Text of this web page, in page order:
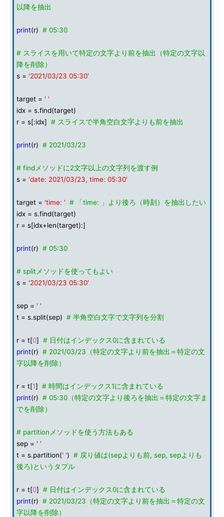
以降を抽出
print(r) # 05:30
# スライスを用いて特定の文字より前を抽出（特定の文字以
降を削除）
s = '2021/03/23 05:30'
target = ' '
idx = s.find(target)
r = s[:idx] # スライスで半角空白文字よりも前を抽出
print(r) # 2021/03/23
# findメソッドに2文字以上の文字列を渡す例
s = 'date: 2021/03/23, time: 05:30'
target = 'time: ' # 「time: 」より後ろ（時刻）を抽出したい
idx = s.find(target)
r = s[idx+len(target):]
print(r) # 05:30
# splitメソッドを使ってもよい
s = '2021/03/23 05:30'
sep = ' '
t = s.split(sep) # 半角空白文字で文字列を分割
r = t[0] # 日付はインデックス0に含まれている
print(r) # 2021/03/23（特定の文字より前を抽出＝特定の文
字以降を削除）
r = t[1] # 時間はインデックス1に含まれている
print(r) # 05:30（特定の文字より後ろを抽出＝特定の文字ま
でを削除）
# partitionメソッドを使う方法もある
sep = ' '
t = s.partition(' ') # 戻り値は(sepよりも前, sep, sepよりも
後ろ)というタプル
r = t[0] # 日付はインデックス0に含まれている
print(r) # 2021/03/23（特定の文字より前を抽出＝特定の文
字以降を削除）